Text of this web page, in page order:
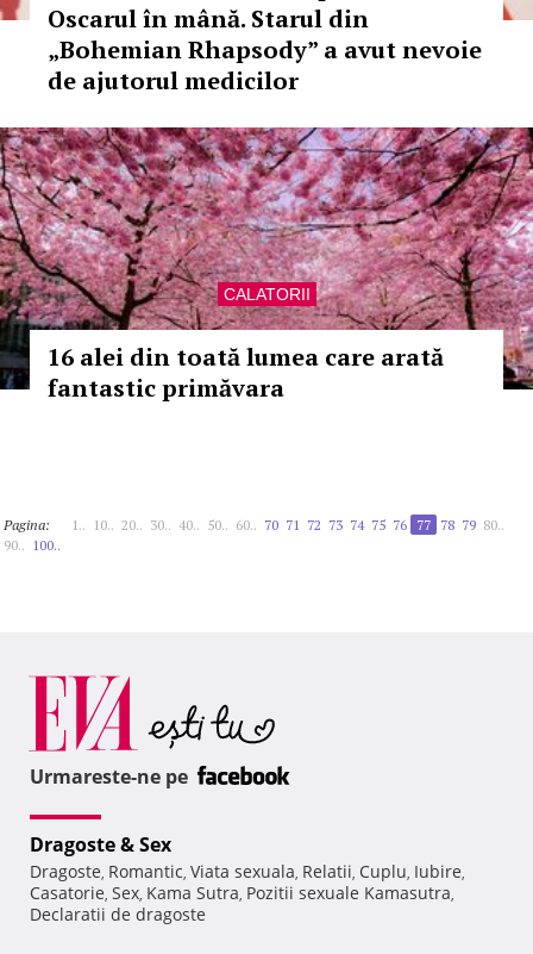
Oscarul în mână. Starul din
„Bohemian Rhapsody” a avut nevoie
de ajutorul medicilor
CALATORII
16 alei din toată lumea care arată
fantastic primăvara
Pagina: 1.. 10.. 20.. 30.. 40.. 50.. 60.. 70 71 72 73 74 75 76 77 78 79 80..
90.. 100..
Urmareste-ne pe
Dragoste & Sex
Dragoste, Romantic, Viata sexuala, Relatii, Cuplu, Iubire,
Casatorie, Sex, Kama Sutra, Pozitii sexuale Kamasutra,
Declaratii de dragoste